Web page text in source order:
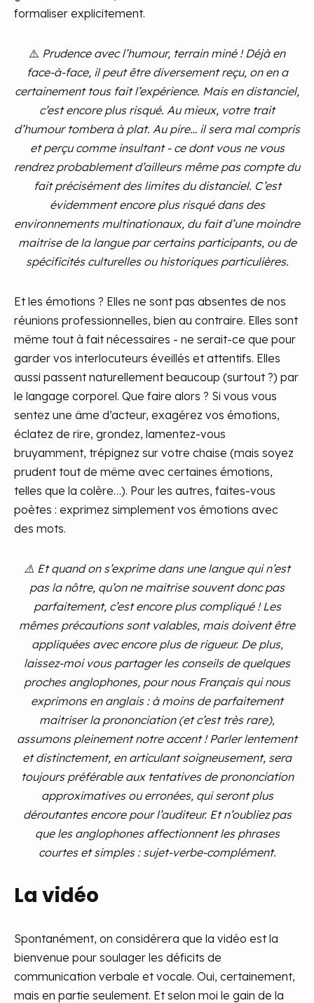
formaliser explicitement.
⚠️ Prudence avec l’humour, terrain miné ! Déjà en
face-à-face, il peut être diversement reçu, on en a
certainement tous fait l’expérience. Mais en distanciel,
c’est encore plus risqué. Au mieux, votre trait
d’humour tombera à plat. Au pire… il sera mal compris
et perçu comme insultant - ce dont vous ne vous
rendrez probablement d’ailleurs même pas compte du
fait précisément des limites du distanciel. C’est
évidemment encore plus risqué dans des
environnements multinationaux, du fait d’une moindre
maitrise de la langue par certains participants, ou de
spécificités culturelles ou historiques particulières.
Et les émotions ? Elles ne sont pas absentes de nos
réunions professionnelles, bien au contraire. Elles sont
même tout à fait nécessaires - ne serait-ce que pour
garder vos interlocuteurs éveillés et attentifs. Elles
aussi passent naturellement beaucoup (surtout ?) par
le langage corporel. Que faire alors ? Si vous vous
sentez une âme d’acteur, exagérez vos émotions,
éclatez de rire, grondez, lamentez-vous
bruyamment, trépignez sur votre chaise (mais soyez
prudent tout de même avec certaines émotions,
telles que la colère…). Pour les autres, faites-vous
poètes : exprimez simplement vos émotions avec
des mots.
⚠️ Et quand on s’exprime dans une langue qui n’est
pas la nôtre, qu’on ne maitrise souvent donc pas
parfaitement, c’est encore plus compliqué ! Les
mêmes précautions sont valables, mais doivent être
appliquées avec encore plus de rigueur. De plus,
laissez-moi vous partager les conseils de quelques
proches anglophones, pour nous Français qui nous
exprimons en anglais : à moins de parfaitement
maitriser la prononciation (et c’est très rare),
assumons pleinement notre accent ! Parler lentement
et distinctement, en articulant soigneusement, sera
toujours préférable aux tentatives de prononciation
approximatives ou erronées, qui seront plus
déroutantes encore pour l’auditeur. Et n’oubliez pas
que les anglophones affectionnent les phrases
courtes et simples : sujet-verbe-complément.
La vidéo
Spontanément, on considérera que la vidéo est la
bienvenue pour soulager les déficits de
communication verbale et vocale. Oui, certainement,
mais en partie seulement. Et selon moi le gain de la